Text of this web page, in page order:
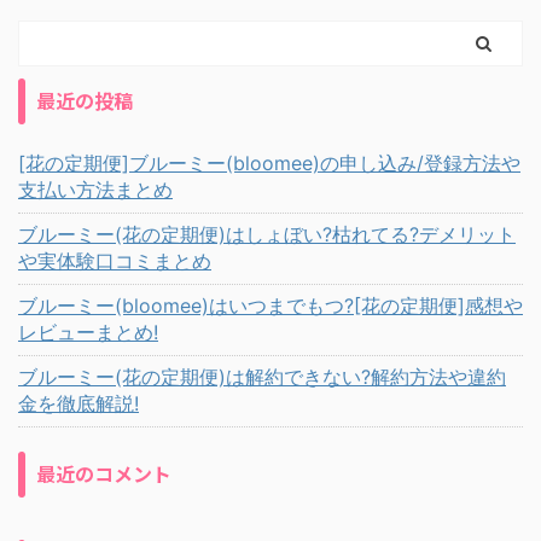
最近の投稿
[花の定期便]ブルーミー(bloomee)の申し込み/登録方法や
支払い方法まとめ
ブルーミー(花の定期便)はしょぼい?枯れてる?デメリット
や実体験口コミまとめ
ブルーミー(bloomee)はいつまでもつ?[花の定期便]感想や
レビューまとめ!
ブルーミー(花の定期便)は解約できない?解約方法や違約
金を徹底解説!
最近のコメント